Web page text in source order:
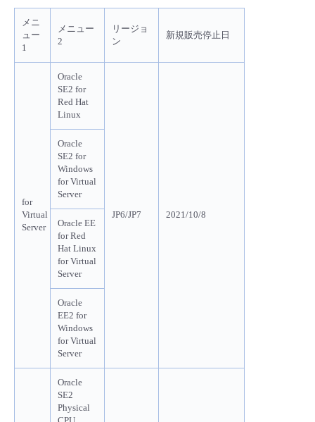
■ 基本構築ガイド
- クラウド / サーバー
- Flexible Remote Access
- その他
メニ
ュー
1
メニュー
2
リージョ
ン
新規販売停止日
for
Virtual
Server
Oracle
SE2 for
Red Hat
Linux
JP6/JP7 2021/10/8
Oracle
SE2 for
Windows
for Virtual
Server
Oracle EE
for Red
Hat Linux
for Virtual
Server
Oracle
EE2 for
Windows
for Virtual
Server
Oracle
SE2
Physical